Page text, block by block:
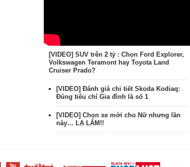
[VIDEO] SUV trên 2 tỷ : Chọn Ford Explorer,
Volkswagen Teramont hay Toyota Land
Cruiser Prado?
[VIDEO] Đánh giá chi tiết Skoda Kodiaq:
Đúng tiêu chí Gia đình là số 1
[VIDEO] Chọn xe mới cho Nữ nhưng lần
này… LẠ LẮM!!